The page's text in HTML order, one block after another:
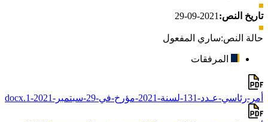
تاريخ النص: 2021-09-29
حالة النص:ساري المفعول
المرفقات
أمر-رئاسي-عـدد-131-لسنة-2021-مؤرخ-في-29-سبتمبر-2021-1.docx